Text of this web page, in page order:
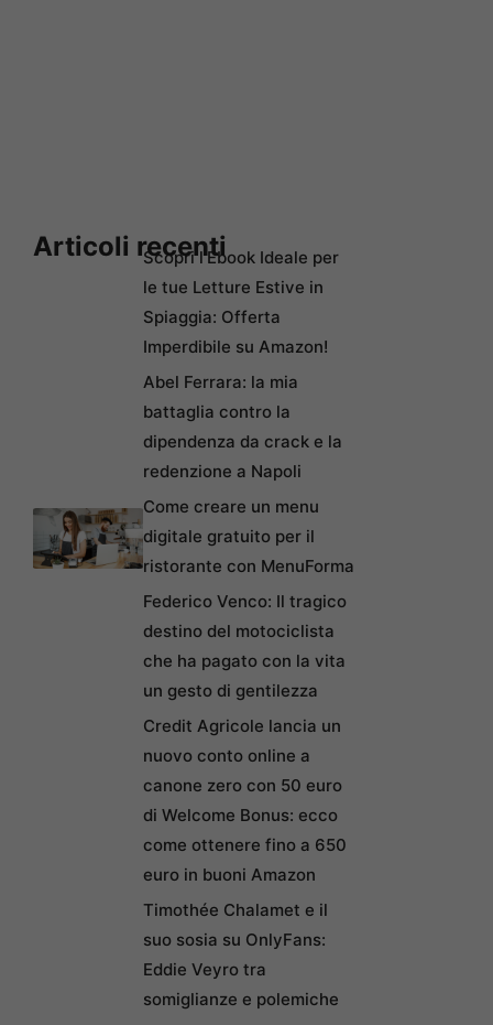
Articoli recentiScopri l’Ebook Ideale per
le tue Letture Estive in
Spiaggia: Offerta
Imperdibile su Amazon!
Abel Ferrara: la mia
battaglia contro la
dipendenza da crack e la
redenzione a Napoli
Come creare un menu
digitale gratuito per il
ristorante con MenuForma
Federico Venco: Il tragico
destino del motociclista
che ha pagato con la vita
un gesto di gentilezza
Credit Agricole lancia un
nuovo conto online a
canone zero con 50 euro
di Welcome Bonus: ecco
come ottenere fino a 650
euro in buoni Amazon
Timothée Chalamet e il
suo sosia su OnlyFans:
Eddie Veyro tra
somiglianze e polemiche